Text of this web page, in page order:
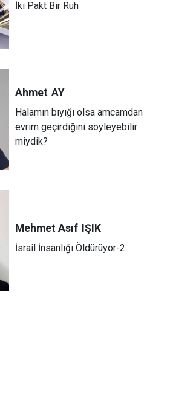
İki Pakt Bir Ruh
Ahmet AY
Halamın bıyığı olsa amcamdan
evrim geçirdiğini söyleyebilir
miydik?
Mehmet Asıf IŞIK
İsrail İnsanlığı Öldürüyor-2